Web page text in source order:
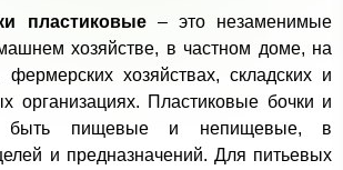
пластиковые– это незаменимые
хозяйстве, в частном доме, на
хозяйствах, складских и
организациях. Пластиковые бочки и
быть пищевые и непищевые, в
и предназначений. Для питьевых